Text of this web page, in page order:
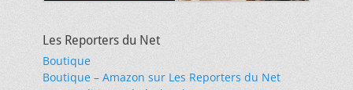
Les Reporters du Net
Boutique
Boutique – Amazon sur Les Reporters du Net